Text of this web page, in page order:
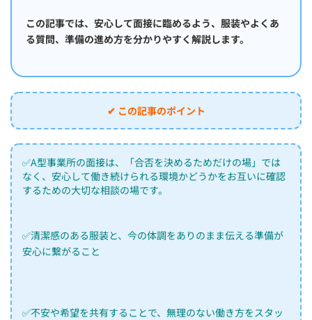
この記事では、安心して面接に臨めるよう、服装やよくあ
る質問、準備の進め方を分かりやすく解説します。
✔ この記事のポイント
✅A型事業所の面接は、「合否を決めるためだけの場」では
なく、安心して働き続けられる環境かどうかをお互いに確認
するための大切な相談の場です。
✅清潔感のある服装と、今の体調をありのまま伝える準備が
安心に繋がること
✅不安や希望を共有することで、無理のない働き方をスタッ